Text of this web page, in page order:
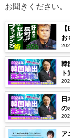
お聞きください。
お
韓
日
の
ア